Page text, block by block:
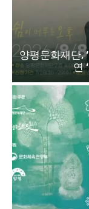
양평문화재단,
연